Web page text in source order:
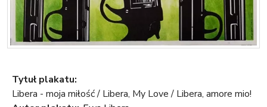
Tytuł plakatu:
Libera - moja miłość / Libera, My Love / Libera, amore mio!